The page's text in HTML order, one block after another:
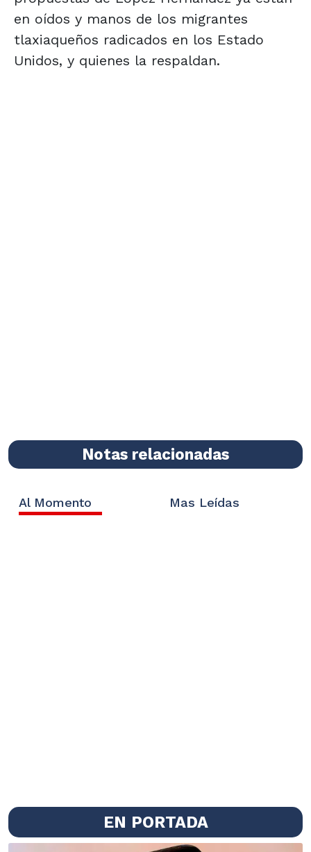
en oídos y manos de los migrantes
tlaxiaqueños radicados en los Estado
Unidos, y quienes la respaldan.
Notas relacionadas
Al Momento Mas Leídas
EN PORTADA